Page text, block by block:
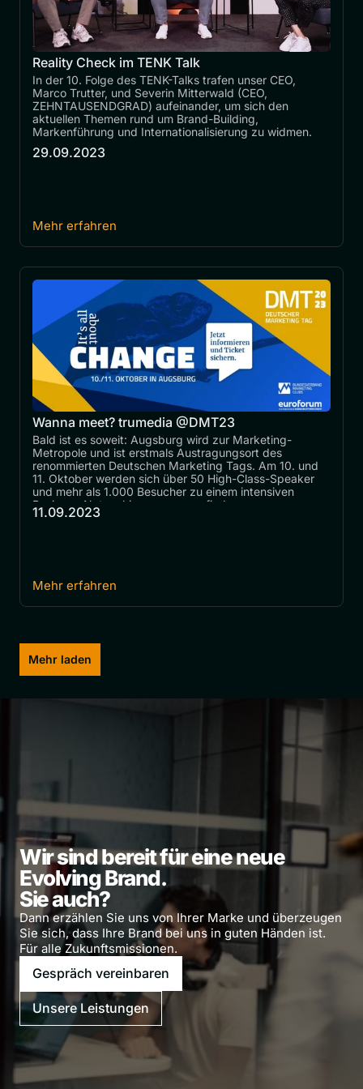
Reality Check im TENK Talk
In der 10. Folge des TENK-Talks trafen unser CEO,
Marco Trutter, und Severin Mitterwald (CEO,
ZEHNTAUSENDGRAD) aufeinander, um sich den
aktuellen Themen rund um Brand-Building,
Markenführung und Internationalisierung zu widmen.
29.09.2023
Mehr erfahren
Wanna meet? trumedia @DMT23
Bald ist es soweit: Augsburg wird zur Marketing-
Metropole und ist erstmals Austragungsort des
renommierten Deutschen Marketing Tags. Am 10. und
11. Oktober werden sich über 50 High-Class-Speaker
und mehr als 1.000 Besucher zu einem intensiven
Business-Networking zusammenfinden.
11.09.2023
Mehr erfahren
Mehr laden
Wir sind bereit für eine neue
Evolving Brand.
Sie auch?
Dann erzählen Sie uns von Ihrer Marke und überzeugen
Sie sich, dass Ihre Brand bei uns in guten Händen ist.
Für alle Zukunftsmissionen.
Gespräch vereinbaren
Unsere Leistungen